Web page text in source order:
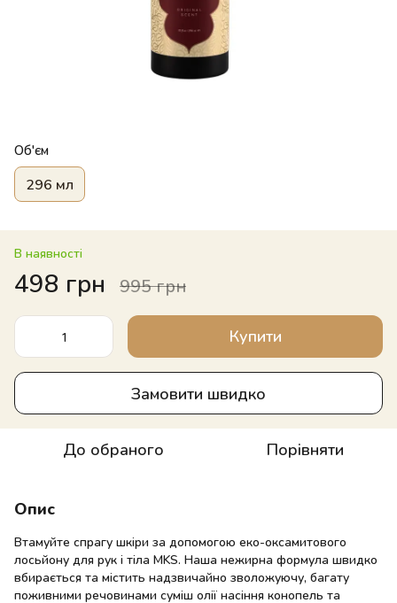
Об'єм
296 мл
В наявності
498 грн 995 грн
Купити
Замовити швидко
До обраного Порівняти
Опис
Втамуйте спрагу шкіри за допомогою еко-оксамитового
лосьйону для рук і тіла MKS. Наша нежирна формула швидко
вбирається та містить надзвичайно зволожуючу, багату
поживними речовинами суміш олії насіння конопель та